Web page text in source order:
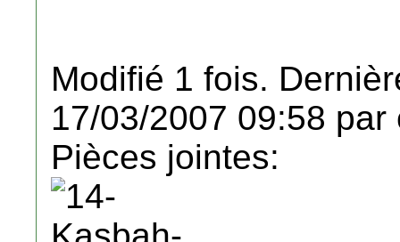
Modifié 1 fois.
17/03/2007 09:58 par
Pièces jointes: